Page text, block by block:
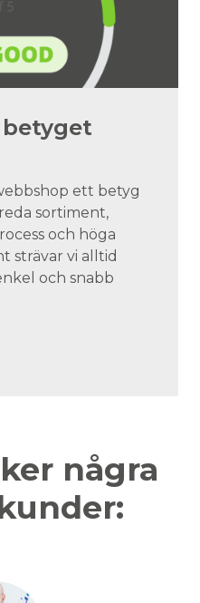
ett betyg
sortiment,
och höga
strävar vi alltid
och snabb
några